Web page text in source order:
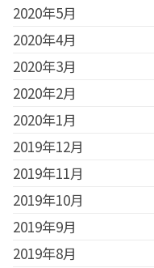
2020年5月
2020年4月
2020年3月
2020年2月
2020年1月
2019年12月
2019年11月
2019年10月
2019年9月
2019年8月